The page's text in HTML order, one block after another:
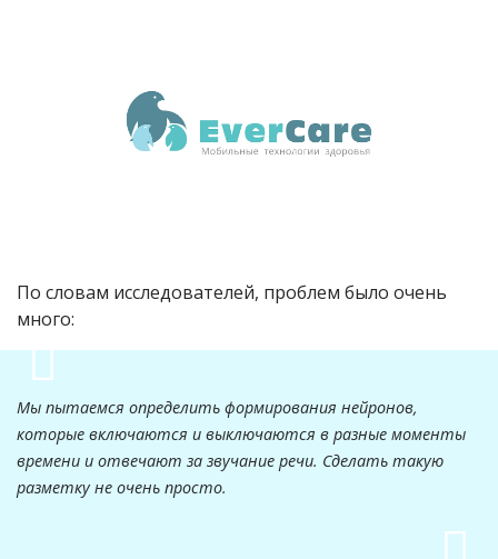
По словам исследователей, проблем было очень
много:
Мы пытаемся определить формирования нейронов,
которые включаются и выключаются в разные моменты
времени и отвечают за звучание речи. Сделать такую
разметку не очень просто.